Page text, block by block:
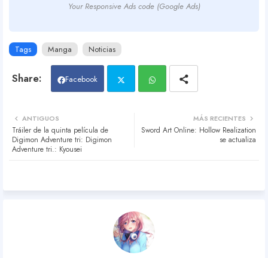
Your Responsive Ads code (Google Ads)
Tags Manga Noticias
Facebook
atsa
MÁS RECIENTES
Sword Art Online: Hollow Realization
se actualiza
ANTIGUOS
Tráiler de la quinta película de
Digimon Adventure tri: Digimon
Adventure tri.: Kyousei